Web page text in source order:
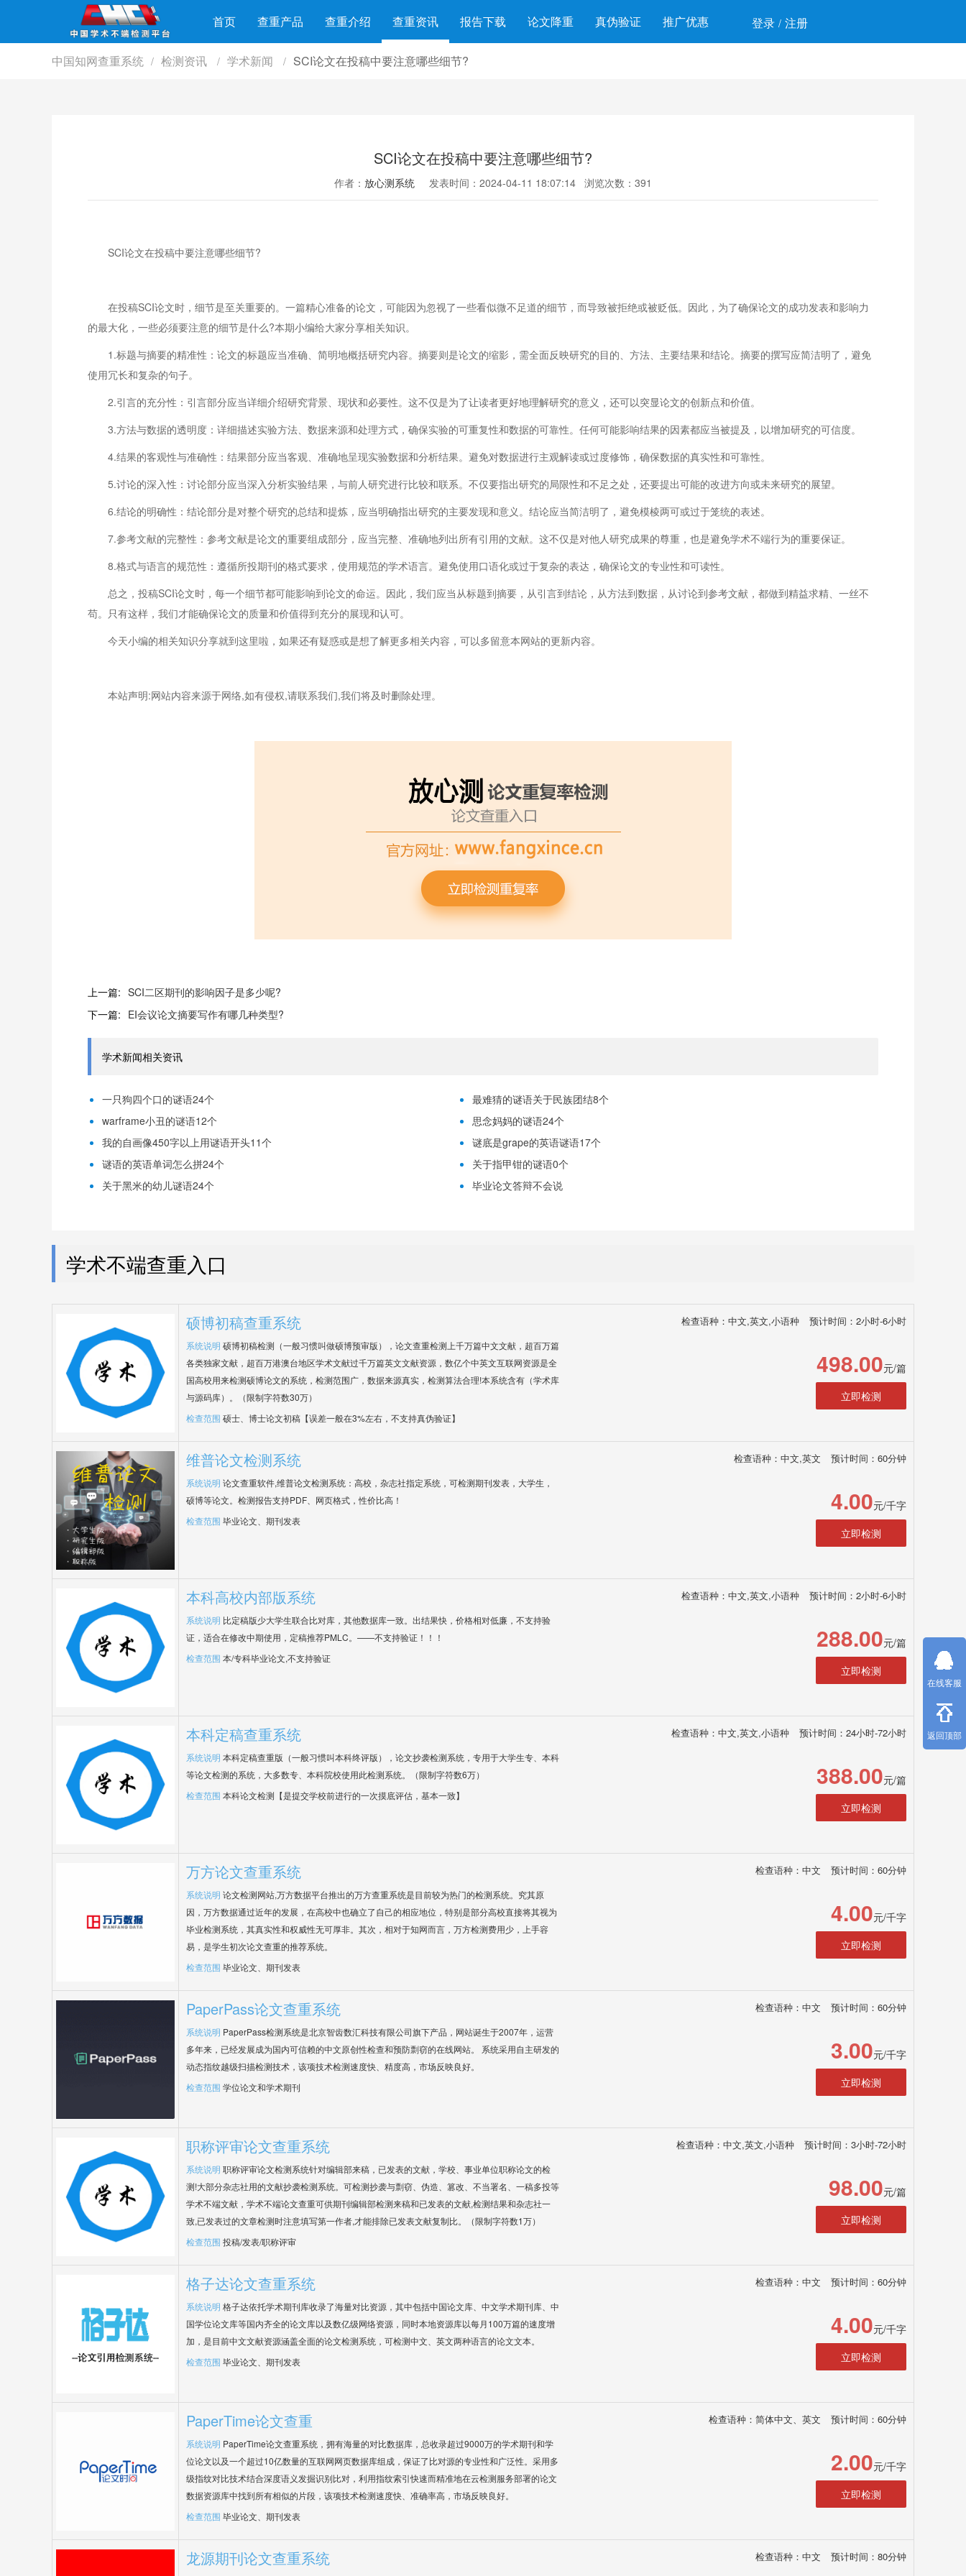
首页 查重产品 查重介绍 查重资讯 报告下载 论文降重 真伪验证 推广优惠 登录 / 注册
中国知网查重系统 / 检测资讯 / 学术新闻 / SCI论文在投稿中要注意哪些细节?
SCI论文在投稿中要注意哪些细节?
作者： 放心测系统 发表时间：2024-04-11 18:07:14 浏览次数：391
SCI论文在投稿中要注意哪些细节?
在投稿SCI论文时，细节是至关重要的。一篇精心准备的论文，可能因为忽视了一些看似微不足道的细节，而导致被拒绝或被贬低。因此，为了确保论文的成功发表和影响力
的最大化，一些必须要注意的细节是什么?本期小编给大家分享相关知识。
1.标题与摘要的精准性：论文的标题应当准确、简明地概括研究内容。摘要则是论文的缩影，需全面反映研究的目的、方法、主要结果和结论。摘要的撰写应简洁明了，避免
使用冗长和复杂的句子。
2.引言的充分性：引言部分应当详细介绍研究背景、现状和必要性。这不仅是为了让读者更好地理解研究的意义，还可以突显论文的创新点和价值。
3.方法与数据的透明度：详细描述实验方法、数据来源和处理方式，确保实验的可重复性和数据的可靠性。任何可能影响结果的因素都应当被提及，以增加研究的可信度。
4.结果的客观性与准确性：结果部分应当客观、准确地呈现实验数据和分析结果。避免对数据进行主观解读或过度修饰，确保数据的真实性和可靠性。
5.讨论的深入性：讨论部分应当深入分析实验结果，与前人研究进行比较和联系。不仅要指出研究的局限性和不足之处，还要提出可能的改进方向或未来研究的展望。
6.结论的明确性：结论部分是对整个研究的总结和提炼，应当明确指出研究的主要发现和意义。结论应当简洁明了，避免模棱两可或过于笼统的表述。
7.参考文献的完整性：参考文献是论文的重要组成部分，应当完整、准确地列出所有引用的文献。这不仅是对他人研究成果的尊重，也是避免学术不端行为的重要保证。
8.格式与语言的规范性：遵循所投期刊的格式要求，使用规范的学术语言。避免使用口语化或过于复杂的表达，确保论文的专业性和可读性。
总之，投稿SCI论文时，每一个细节都可能影响到论文的命运。因此，我们应当从标题到摘要，从引言到结论，从方法到数据，从讨论到参考文献，都做到精益求精、一丝不
苟。只有这样，我们才能确保论文的质量和价值得到充分的展现和认可。
今天小编的相关知识分享就到这里啦，如果还有疑惑或是想了解更多相关内容，可以多留意本网站的更新内容。
本站声明:网站内容来源于网络,如有侵权,请联系我们,我们将及时删除处理。
上一篇: SCI二区期刊的影响因子是多少呢?
下一篇: EI会议论文摘要写作有哪几种类型?
学术新闻相关资讯
一只狗四个口的谜语24个
最难猜的谜语关于民族团结8个
warframe小丑的谜语12个
思念妈妈的谜语24个
我的自画像450字以上用谜语开头11个
谜底是grape的英语谜语17个
谜语的英语单词怎么拼24个
关于指甲钳的谜语0个
关于黑米的幼儿谜语24个
毕业论文答辩不会说
学术不端查重入口
硕博初稿查重系统 检查语种：中文,英文,小语种 预计时间：2小时-6小时
系统说明 硕博初稿检测（一般习惯叫做硕博预审版），论文查重检测上千万篇中文文献，超百万篇
各类独家文献，超百万港澳台地区学术文献过千万篇英文文献资源，数亿个中英文互联网资源是全
国高校用来检测硕博论文的系统，检测范围广，数据来源真实，检测算法合理!本系统含有（学术库
与源码库）。（限制字符数30万）
检查范围 硕士、博士论文初稿【误差一般在3%左右，不支持真伪验证】
498.00元/篇
立即检测
维普论文检测系统 检查语种：中文,英文 预计时间：60分钟
系统说明 论文查重软件,维普论文检测系统：高校，杂志社指定系统，可检测期刊发表，大学生，
硕博等论文。检测报告支持PDF、网页格式，性价比高！
检查范围 毕业论文、期刊发表
4.00元/千字
立即检测
本科高校内部版系统 检查语种：中文,英文,小语种 预计时间：2小时-6小时
系统说明 比定稿版少大学生联合比对库，其他数据库一致。出结果快，价格相对低廉，不支持验
证，适合在修改中期使用，定稿推荐PMLC。——不支持验证！！！
检查范围 本/专科毕业论文,不支持验证
288.00元/篇
立即检测
本科定稿查重系统 检查语种：中文,英文,小语种 预计时间：24小时-72小时
系统说明 本科定稿查重版（一般习惯叫本科终评版），论文抄袭检测系统，专用于大学生专、本科
等论文检测的系统，大多数专、本科院校使用此检测系统。（限制字符数6万）
检查范围 本科论文检测【是提交学校前进行的一次摸底评估，基本一致】
388.00元/篇
立即检测
万方论文查重系统 检查语种：中文 预计时间：60分钟
系统说明 论文检测网站,万方数据平台推出的万方查重系统是目前较为热门的检测系统。究其原
因，万方数据通过近年的发展，在高校中也确立了自己的相应地位，特别是部分高校直接将其视为
毕业检测系统，其真实性和权威性无可厚非。其次，相对于知网而言，万方检测费用少，上手容
易，是学生初次论文查重的推荐系统。
检查范围 毕业论文、期刊发表
4.00元/千字
立即检测
PaperPass论文查重系统 检查语种：中文 预计时间：60分钟
系统说明 PaperPass检测系统是北京智齿数汇科技有限公司旗下产品，网站诞生于2007年，运营
多年来，已经发展成为国内可信赖的中文原创性检查和预防剽窃的在线网站。 系统采用自主研发的
动态指纹越级扫描检测技术，该项技术检测速度快、精度高，市场反映良好。
检查范围 学位论文和学术期刊
3.00元/千字
立即检测
职称评审论文查重系统 检查语种：中文,英文,小语种 预计时间：3小时-72小时
系统说明 职称评审论文检测系统针对编辑部来稿，已发表的文献，学校、事业单位职称论文的检
测!大部分杂志社用的文献抄袭检测系统。可检测抄袭与剽窃、伪造、篡改、不当署名、一稿多投等
学术不端文献，学术不端论文查重可供期刊编辑部检测来稿和已发表的文献,检测结果和杂志社一
致,已发表过的文章检测时注意填写第一作者,才能排除已发表文献复制比。（限制字符数1万）
检查范围 投稿/发表/职称评审
98.00元/篇
立即检测
格子达论文查重系统 检查语种：中文 预计时间：60分钟
系统说明 格子达依托学术期刊库收录了海量对比资源，其中包括中国论文库、中文学术期刊库、中
国学位论文库等国内齐全的论文库以及数亿级网络资源，同时本地资源库以每月100万篇的速度增
加，是目前中文文献资源涵盖全面的论文检测系统，可检测中文、英文两种语言的论文文本。
检查范围 毕业论文、期刊发表
4.00元/千字
立即检测
PaperTime论文查重 检查语种：简体中文、英文 预计时间：60分钟
系统说明 PaperTime论文查重系统，拥有海量的对比数据库，总收录超过9000万的学术期刊和学
位论文以及一个超过10亿数量的互联网网页数据库组成，保证了比对源的专业性和广泛性。采用多
级指纹对比技术结合深度语义发掘识别比对，利用指纹索引快速而精准地在云检测服务部署的论文
数据资源库中找到所有相似的片段，该项技术检测速度快、准确率高，市场反映良好。
检查范围 毕业论文、期刊发表
2.00元/千字
立即检测
龙源期刊论文查重系统 检查语种：中文 预计时间：80分钟
在线客服
返回顶部